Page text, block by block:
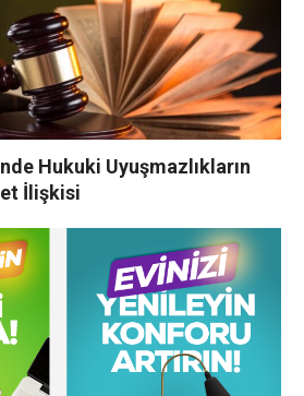
Hukuki Uyuşmazlıkların
İlişkisi